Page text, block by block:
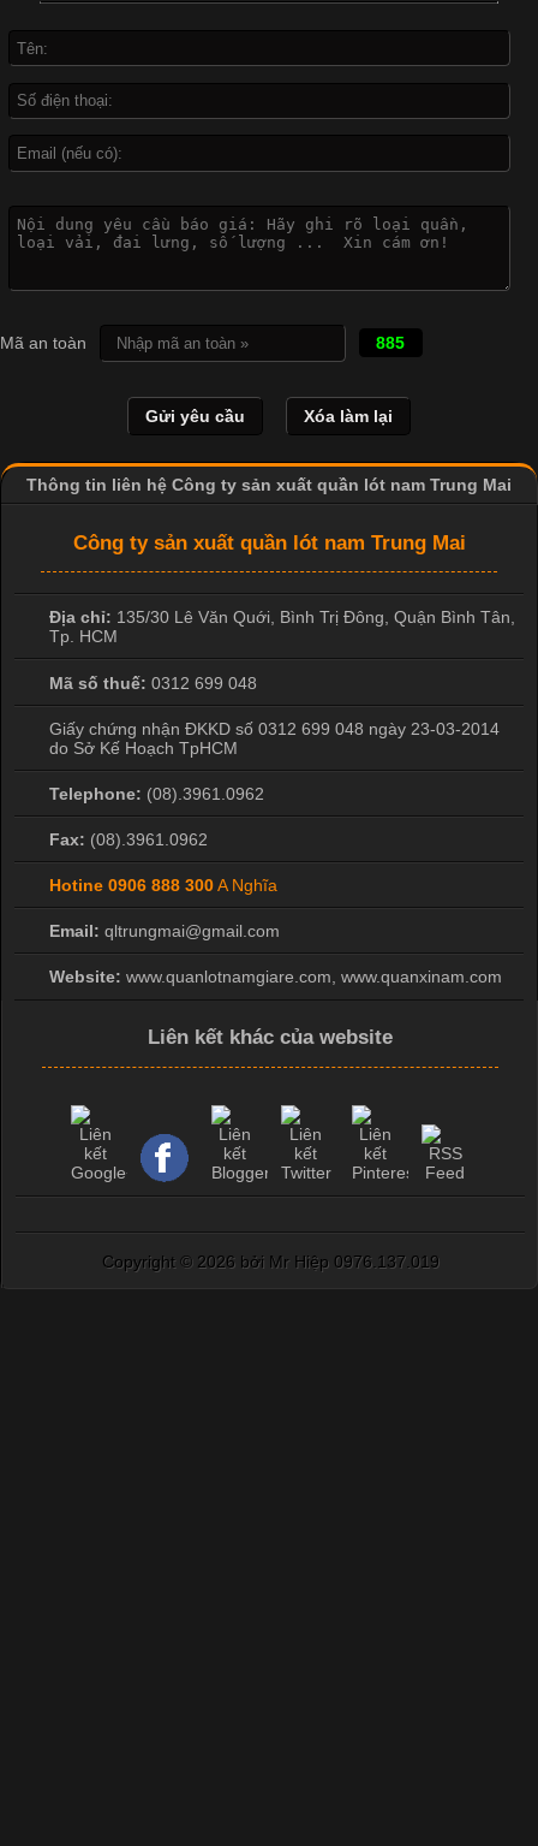
là một trong những công nghệ phổ biến nhờ khả năng tạo ra
dụng rộng rãi trong sản xuất áo thun, đồ thể thao
Vì Sao Cơ Sở Sản Xuất Quần Lót Nam Ưa Chuộng Vải
Cotton?
Vải cotton là một trong những chất liệu được sử dụng rộng rãi
và thấm hút mồ hôi tốt. Đây cũng là loại vải được nhiều công ty
sản xuất quần lót nam lựa chọn để tạo ra các sản phẩm chất
Mã an toàn 885
Thông tin liên hệ Công ty sản xuất quần lót nam Trung Mai
Công ty sản xuất quần lót nam Trung Mai
Địa chỉ: 135/30 Lê Văn Quới, Bình Trị Đông, Quận Bình Tân,
Tp. HCM
Mã số thuế: 0312 699 048
Giấy chứng nhận ĐKKD số 0312 699 048 ngày 23-03-2014
do Sở Kế Hoạch TpHCM
Telephone: (08).3961.0962
Fax: (08).3961.0962
Hotine 0906 888 300A Nghĩa
Email: qltrungmai@gmail.com
Website: www.quanlotnamgiare.com, www.quanxinam.com
Liên kết khác của website
Copyright © 2026 bởi Mr Hiệp 0976.137.019